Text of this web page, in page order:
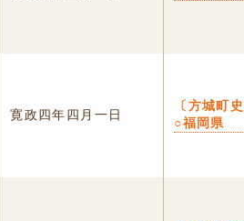
寛政四年四月一日
〔方城町
○福岡県